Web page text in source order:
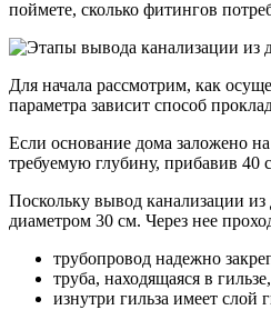
поймете, сколько фитингов
Для начала рассмотрим, как
параметра зависит способ
Если основание дома заложено
требуемую глубину, прибавив 40
Поскольку вывод канализации из
диаметром 30 см. Через нее
трубопровод надежно
труба, находящаяся в
изнутри гильза имеет слой